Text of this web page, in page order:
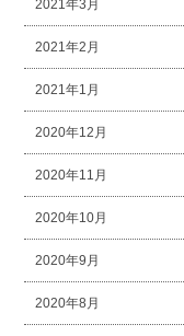
2021年3月
2021年2月
2021年1月
2020年12月
2020年11月
2020年10月
2020年9月
2020年8月